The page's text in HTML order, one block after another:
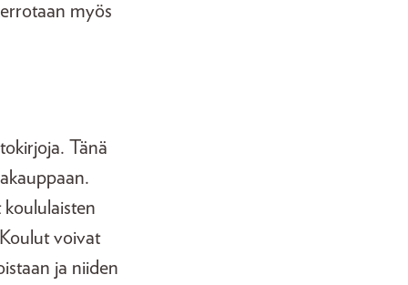
myös
Tänä
voivat
ja niiden